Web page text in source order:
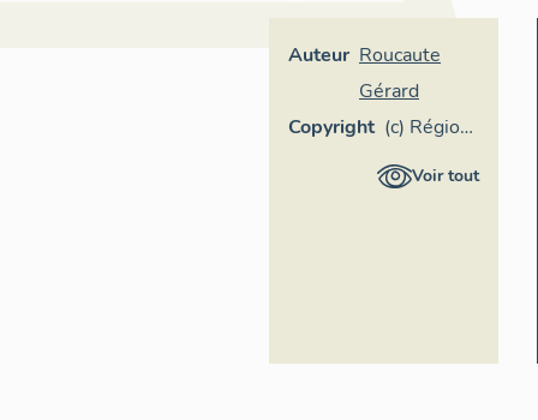
Auteur Roucaute
Gérard
Copyright (c) Région
Provence-
Voir tout